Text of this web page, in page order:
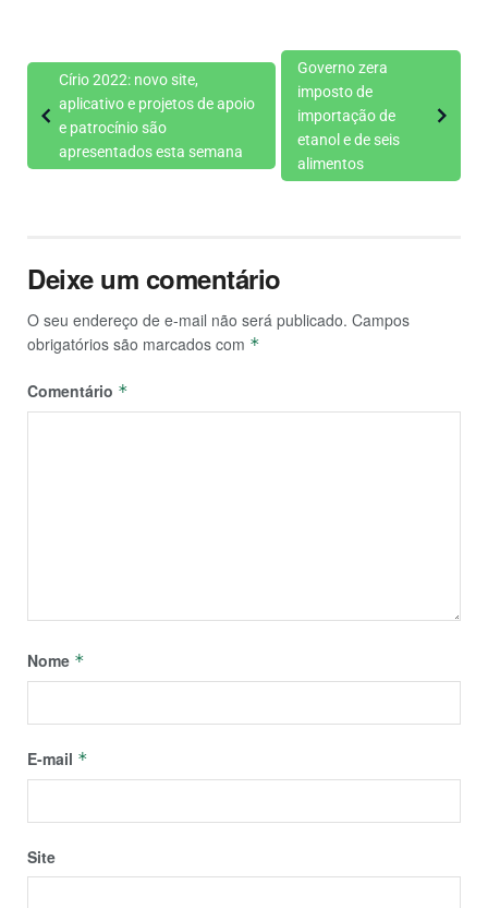
Círio 2022: novo site,
aplicativo e projetos de apoio
e patrocínio são
apresentados esta semana
Governo zera
imposto de
importação de
etanol e de seis
alimentos
Deixe um comentário
O seu endereço de e-mail não será publicado. Campos
obrigatórios são marcados com *
Comentário *
Nome *
E-mail *
Site